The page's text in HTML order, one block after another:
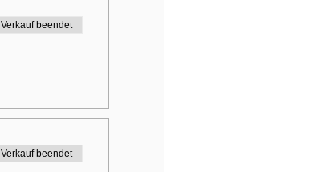
Verkauf beendet
Verkauf beendet